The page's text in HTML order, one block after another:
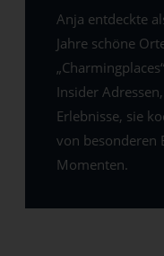
Anja entdeckte
Jahre schöne
Insider
Erlebnisse, sie
von besonderen
Momenten.